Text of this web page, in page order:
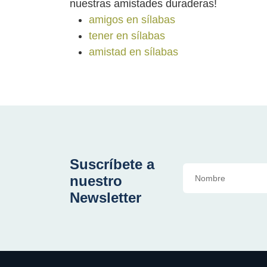
nuestras amistades duraderas!
amigos en sílabas
tener en sílabas
amistad en sílabas
Suscríbete a
nuestro
Newsletter